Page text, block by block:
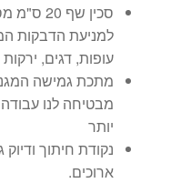
למניעת הדבקות
עופות, דגים, ירקות
מתכת גמישה
מבטיחה לנו
יותר
נקודת חיתוך
ארוכים.